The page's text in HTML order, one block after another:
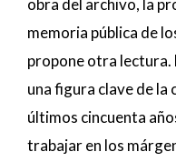
memoria pública de
propone otra lectura.
una figura clave de la
últimos cincuenta
trabajar en los